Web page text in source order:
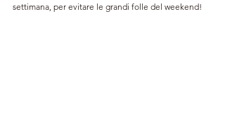
settimana, per evitare le grandi folle del weekend!